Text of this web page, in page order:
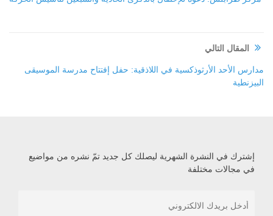
المقال التالي
مدارس الأحد الأرثوذكسية في اللاذقية: حفل إفتتاح مدرسة الموسيقى
البيزنطية
إشترك في النشرة الشهرية ليصلك كل جديد تمّ نشره من مواضيع
في مجالات مختلفة